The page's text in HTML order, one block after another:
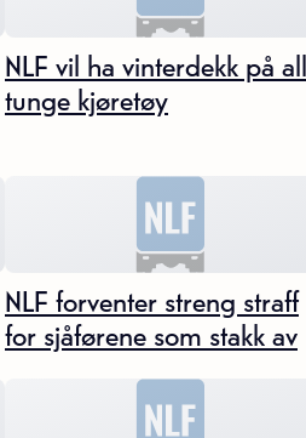
NLF vil ha vinterdekk på
tunge kjøretøy
NLF forventer streng straff
for sjåførene som stakk av